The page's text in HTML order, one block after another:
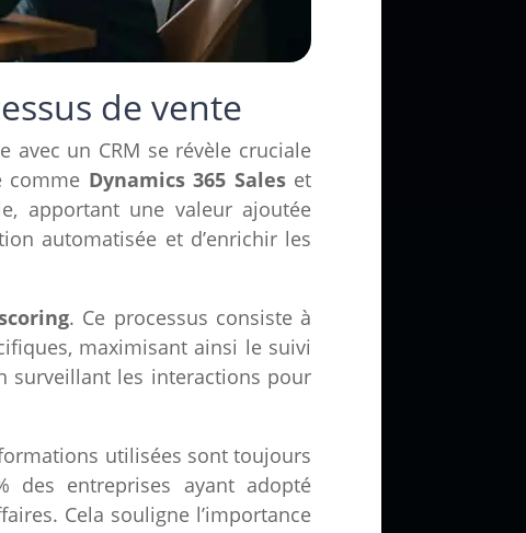
de vente
avec un CRM se révèle cruciale
comme Dynamics 365 Saleset
apportant une valeur ajoutée
automatisée et d’enrichir les
. Ce processus consiste à
maximisant ainsi le suivi
surveillant les interactions pour
utilisées sont toujours
des entreprises ayant adopté
Cela souligne l’importance